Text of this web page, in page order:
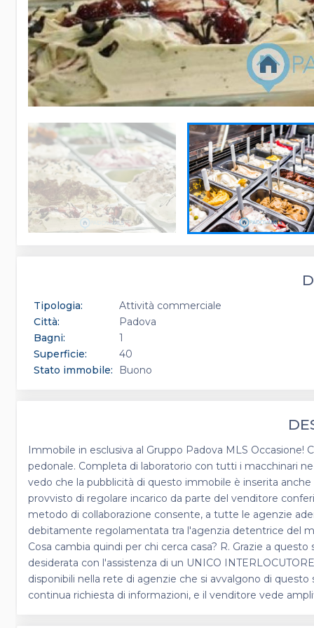
Tipologia:
Attività commerciale
Città:
Padova
Bagni:
1
Superficie:
40
Stato immobile:
Buono
Immobile in esclusiva al Gruppo Padova MLS Occasione!
pedonale. Completa di laboratorio con tutti i macchinari
vedo che la pubblicità di questo immobile è inserita
provvisto di regolare incarico da parte del venditore
metodo di collaborazione consente, a tutte le agenzie
debitamente regolamentata tra l'agenzia detentrice del
Cosa cambia quindi per chi cerca casa? R. Grazie a
desiderata con l'assistenza di un UNICO
disponibili nella rete di agenzie che si avvalgono di
continua richiesta di informazioni, e il venditore vede